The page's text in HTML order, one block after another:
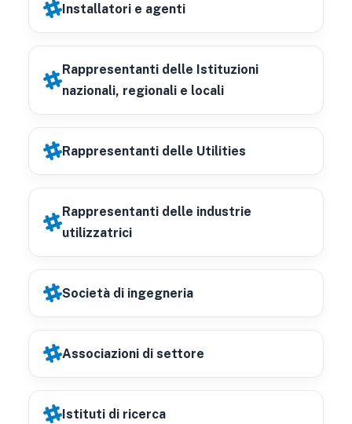
Installatori e agenti
Rappresentanti delle Istituzioni
nazionali, regionali e locali
Rappresentanti delle Utilities
Rappresentanti delle industrie
utilizzatrici
Società di ingegneria
Associazioni di settore
Istituti di ricerca